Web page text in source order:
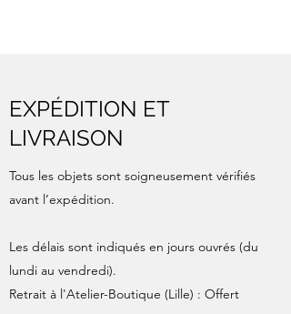
EXPÉDITION ET
LIVRAISON
Tous les objets sont soigneusement vérifiés
avant l’expédition.
Les délais sont indiqués en jours ouvrés (du
lundi au vendredi).
Retrait à l'Atelier-Boutique (Lille) : Offert